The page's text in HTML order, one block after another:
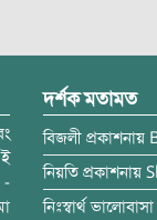
-
দর্শক মতামত
বিজলী প্রকাশনায়
নিয়তি প্রকাশনায়
নিঃস্বার্থ ভালোবাসা